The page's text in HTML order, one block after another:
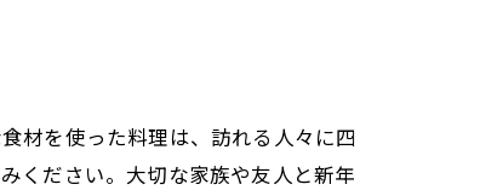
材を使った料理は、訪れる人々に四
ください。大切な家族や友人と新年